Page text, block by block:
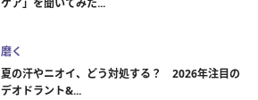
ケア」を聞いてみた...
磨く
夏の汗やニオイ、どう対処する？ 2026年注目の
デオドラント&...